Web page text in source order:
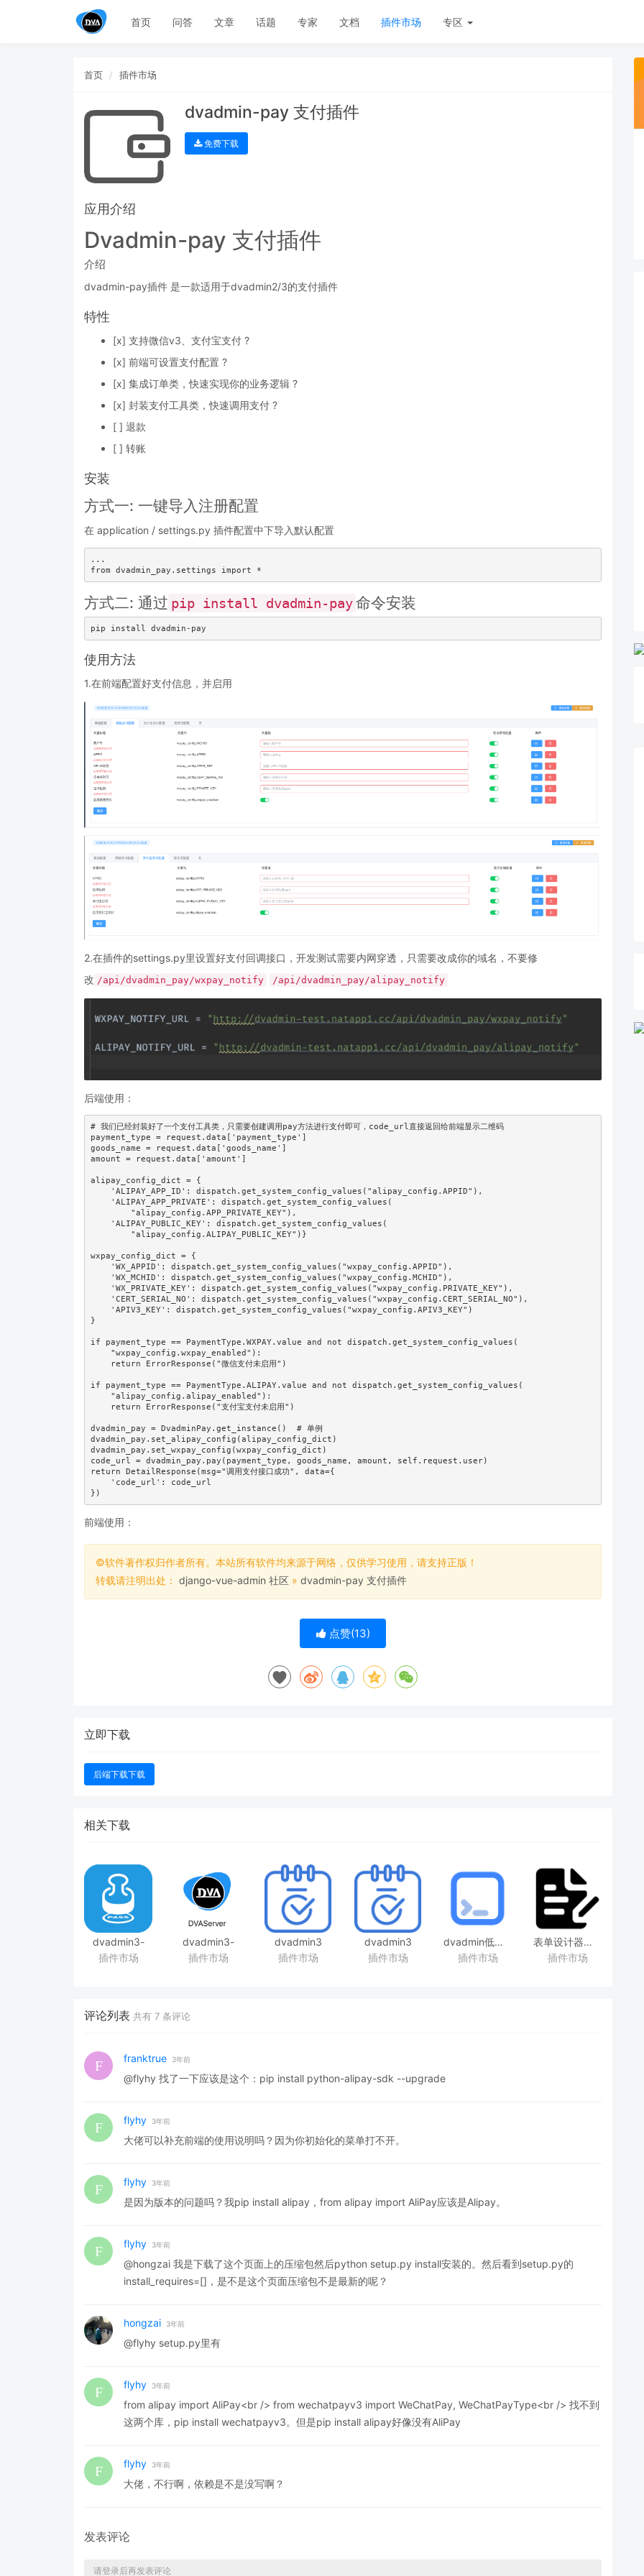
首页 问答 文章 话题 专家 文档 插件市场 专区
首页 插件市场
dvadmin-pay 支付插件
免费下载
应用介绍
Dvadmin-pay 支付插件
介绍
dvadmin-pay插件 是一款适用于dvadmin2/3的支付插件
特性
[x] 支持微信v3、支付宝支付 ?
[x] 前端可设置支付配置 ?
[x] 集成订单类，快速实现你的业务逻辑 ?
[x] 封装支付工具类，快速调用支付 ?
[ ] 退款
[ ] 转账
安装
方式一: 一键导入注册配置
在 application / settings.py 插件配置中下导入默认配置
...
from dvadmin_pay.settings import *
方式二: 通过 pip install dvadmin-pay命令安装
pip install dvadmin-pay
使用方法
1.在前端配置好支付信息，并启用
2.在插件的settings.py里设置好支付回调接口，开发测试需要内网穿透，只需要改成你的域名，不要修
改 /api/dvadmin_pay/wxpay_notify /api/dvadmin_pay/alipay_notify
后端使用：
# 我们已经封装好了一个支付工具类，只需要创建调用pay方法进行支付即可，code_url直接返回给前端显示二维码
payment_type = request.data['payment_type']
goods_name = request.data['goods_name']
amount = request.data['amount']
alipay_config_dict = {
wxpay_config_dict = {
}
if payment_type == PaymentType.WXPAY.value and not dispatch.get_system_config_values(
if payment_type == PaymentType.ALIPAY.value and not dispatch.get_system_config_values(
dvadmin_pay = DvadminPay.get_instance()  # 单例
dvadmin_pay.set_alipay_config(alipay_config_dict)
dvadmin_pay.set_wxpay_config(wxpay_config_dict)
code_url = dvadmin_pay.pay(payment_type, goods_name, amount, self.request.user)
return DetailResponse(msg="调用支付接口成功", data={
})
前端使用：
©软件著作权归作者所有。本站所有软件均来源于网络，仅供学习使用，请支持正版！
转载请注明出处： django-vue-admin 社区 » dvadmin-pay 支付插件
点赞(13)
立即下载
后端下载下载
相关下载
dvadmin3-
folw
插件市场
dvadmin3-
build插件
插件市场
dvadmin3
插件市场
dvadmin3
插件市场
dvadmin低代码生成器插件
插件市场
表单设计器插件-
dvadmin-
插件市场
评论列表 共有 7 条评论
franktrue 3年前
@flyhy 找了一下应该是这个：pip install python-alipay-sdk --upgrade
flyhy 3年前
大佬可以补充前端的使用说明吗？因为你初始化的菜单打不开。
flyhy 3年前
是因为版本的问题吗？我pip install alipay，from alipay import AliPay应该是Alipay。
flyhy 3年前
@hongzai 我是下载了这个页面上的压缩包然后python setup.py install安装的。然后看到setup.py的
install_requires=[]，是不是这个页面压缩包不是最新的呢？
hongzai 3年前
@flyhy setup.py里有
flyhy 3年前
from alipay import AliPay<br /> from wechatpayv3 import WeChatPay, WeChatPayType<br /> 找不到
这两个库，pip install wechatpayv3。但是pip install alipay好像没有AliPay
flyhy 3年前
大佬，不行啊，依赖是不是没写啊？
发表评论